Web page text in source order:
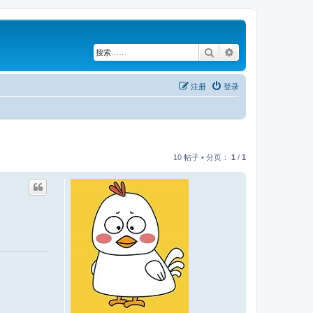
搜索
登录
注册
10 帖子 • 分页： 1 / 1